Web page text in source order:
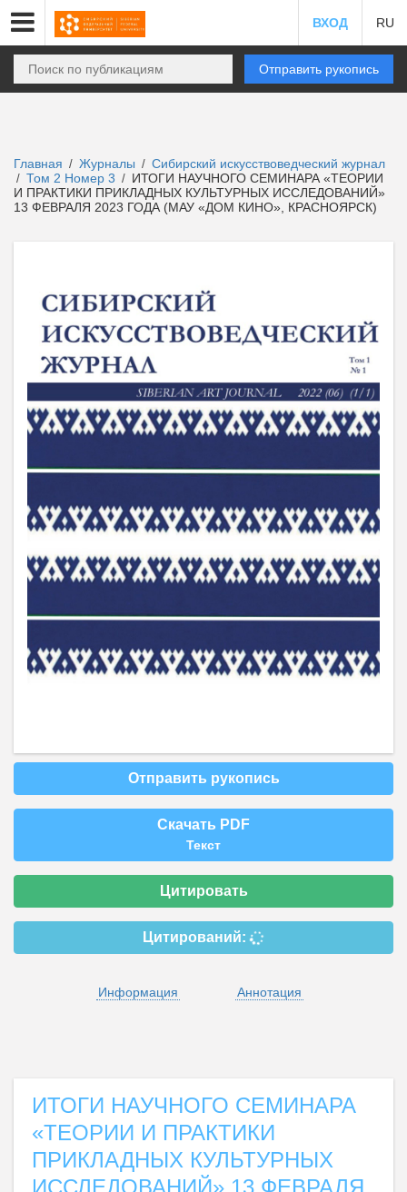
ВХОД RU
Отправить рукопись
Главная / Журналы / Сибирский искусствоведческий журнал
/ Том 2 Номер 3 / ИТОГИ НАУЧНОГО СЕМИНАРА «ТЕОРИИ
И ПРАКТИКИ ПРИКЛАДНЫХ КУЛЬТУРНЫХ ИССЛЕДОВАНИЙ»
13 ФЕВРАЛЯ 2023 ГОДА (МАУ «ДОМ КИНО», КРАСНОЯРСК)
Отправить рукопись
Скачать PDF
Текст
Цитировать
Цитирований:
Информация Аннотация
ИТОГИ НАУЧНОГО СЕМИНАРА
«ТЕОРИИ И ПРАКТИКИ
ПРИКЛАДНЫХ КУЛЬТУРНЫХ
ИССЛЕДОВАНИЙ» 13 ФЕВРАЛЯ